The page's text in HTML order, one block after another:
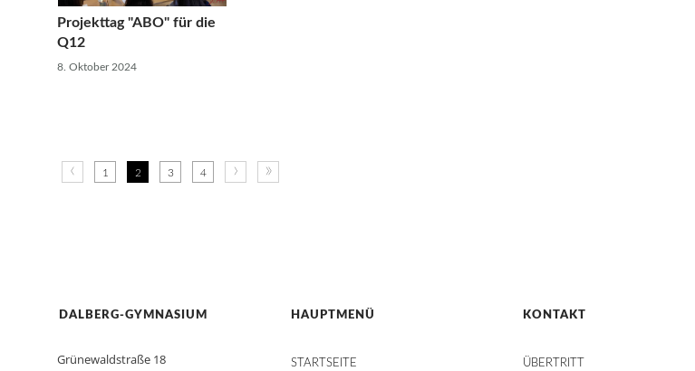
Projekttag "ABO" für die
Q12
8. Oktober 2024
‹ 1 2 3 4 › »
DALBERG-GYMNASIUM
Grünewaldstraße 18
HAUPTMENÜ
STARTSEITE
KONTAKT
ÜBERTRITT